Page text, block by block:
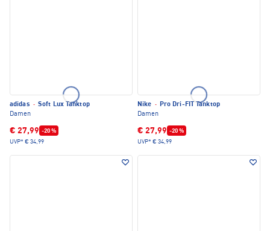
adidas · Soft Lux Tanktop
Damen
€ 27,99 -20 %
UVP* € 34,99
Nike · Pro Dri-FIT Tanktop
Damen
€ 27,99 -20 %
UVP* € 34,99